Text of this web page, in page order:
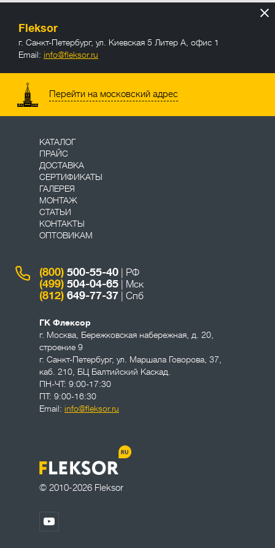
Fleksor
г. Санкт-Петербург, ул. Киевская 5 Литер А, офис 1
Email: info@fleksor.ru
Перейти на московский адрес
info@fleksor.ru
© 2010-2026 Fleksor
КАТАЛОГ
ПРАЙС
ДОСТАВКА
СЕРТИФИКАТЫ
ГАЛЕРЕЯ
МОНТАЖ
СТАТЬИ
КОНТАКТЫ
ОПТОВИКАМ
(800) 500-55-40 | РФ
(499) 504-04-65 | Мск
(812) 649-77-37 | Спб
ГК Флексор
г. Москва Бережковская набережная, д. 20,
строение 9
г. Санкт-Петербург, ул. Маршала Говорова, 37,
каб. 210, БЦ Балтийский Каскад.
ПН-ЧТ: 9:00-17:30
ПТ: 9:00-16:30
Email: info@fleksor.ru